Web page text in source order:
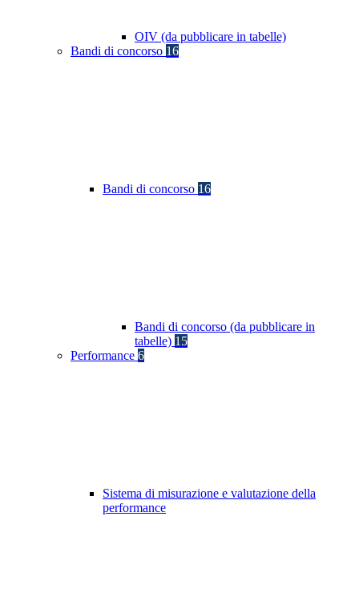
OIV (da pubblicare in tabelle)
Bandi di concorso 16
Bandi di concorso 16
Bandi di concorso (da pubblicare in
tabelle) 15
Performance 6
Sistema di misurazione e valutazione della
performance